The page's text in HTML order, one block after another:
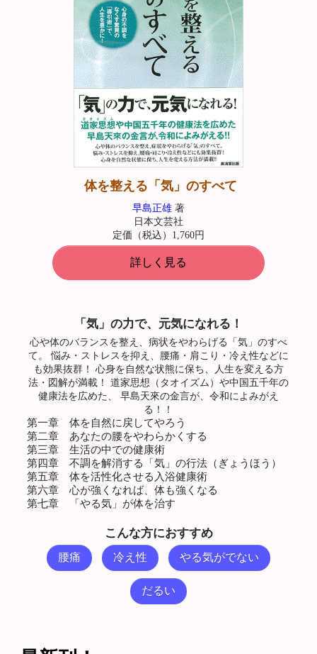
体を整える「気」のすべて
早島正雄 著
日本文芸社
定価（税込）1,760円
詳しく見る
「気」の力で、元気になれる！
心や体のバランスを整え、病状をやわらげる「気」のすべ
て。 悩み・ストレスを抑え、腰痛・肩こり・冷え性などに
も効果抜群！ 心身を自然な状熊に保ち、人生を変える方
法・図解が満載！ 道家思想（タオイズム）や中国五千年の
健康法を広めた、 早島天來の金言が、令和によみがえ
る！！
第一章 体を自然に戻してやろう
第二章 あなたの腰をやわらかくする
第三章 生活の中での健康術
第四章 不調を解消する「気」の行法（ぎょうほう）
第五章 体を活性化させる入浴健康術
第六章 心が強くなれば、体も強くなる
第七章 「やる気」が体を治す
こんな方におすすめ
腰痛 冷え性 やる気がでない
だるい